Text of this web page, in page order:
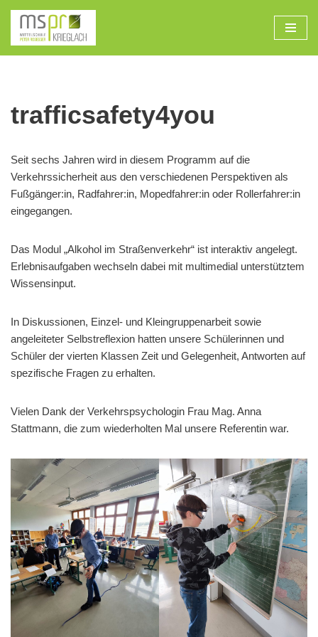
Zum
Inhalt
trafficsafety4you
Seit sechs Jahren wird in diesem Programm auf die
Verkehrssicherheit aus den verschiedenen Perspektiven als
Fußgänger:in, Radfahrer:in, Mopedfahrer:in oder Rollerfahrer:in
eingegangen.
Das Modul „Alkohol im Straßenverkehr“ ist interaktiv angelegt.
Erlebnisaufgaben wechseln dabei mit multimedial unterstütztem
Wissensinput.
In Diskussionen, Einzel- und Kleingruppenarbeit sowie
angeleiteter Selbstreflexion hatten unsere Schülerinnen und
Schüler der vierten Klassen Zeit und Gelegenheit, Antworten auf
spezifische Fragen zu erhalten.
Vielen Dank der Verkehrspsychologin Frau Mag. Anna
Stattmann, die zum wiederholten Mal unsere Referentin war.